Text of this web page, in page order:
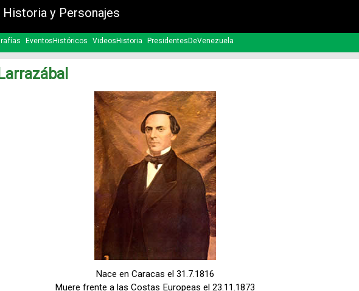
Historia y Personajes
EventosHistóricos VideosHistoria PresidentesDeVenezuela
Nace en Caracas el 31.7.1816
Muere frente a las Costas Europeas el 23.11.1873